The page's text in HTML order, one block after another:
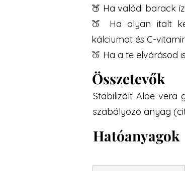
🍑 Ha valódi barack
🍑 Ha olyan italt
kálciumot és C-
🍑 Ha a te elvárásod
Összetevők
Stabilizált Aloe vera
szabályozó anyag
Hatóanyagok